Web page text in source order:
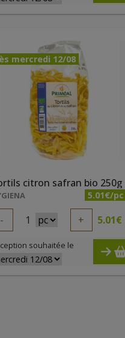
mercredi 12/08
citron safran bio 250g
5.01€/pc
- 1 + 5.01€
souhaitée le